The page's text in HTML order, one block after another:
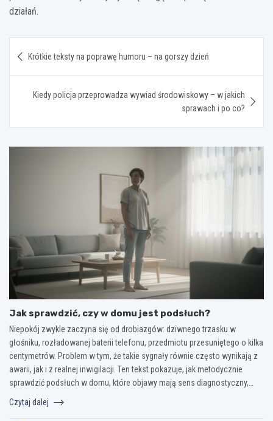
działań.
wpisu
Krótkie teksty na poprawę humoru – na gorszy dzień
Kiedy policja przeprowadza wywiad środowiskowy – w jakich
sprawach i po co?
Jak sprawdzić, czy w domu jest podsłuch?
Niepokój zwykle zaczyna się od drobiazgów: dziwnego trzasku w
głośniku, rozładowanej baterii telefonu, przedmiotu przesuniętego o kilka
centymetrów. Problem w tym, że takie sygnały równie często wynikają z
awarii, jak i z realnej inwigilacji. Ten tekst pokazuje, jak metodycznie
sprawdzić podsłuch w domu, które objawy mają sens diagnostyczny,…
Czytaj dalej